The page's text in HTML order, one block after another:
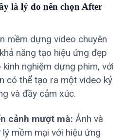
là lý do nên chọn After
mềm dựng video chuyên
năng tạo hiệu ứng đẹp
nghiệm dựng phim, với
có thể tạo ra một video kỷ
và đầy cảm xúc.
cảnh mượt mà: Ảnh và
mềm mại với hiệu ứng